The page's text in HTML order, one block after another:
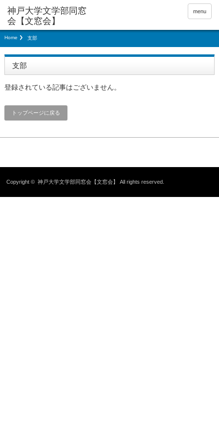
神戸大学文学部同窓
会【文窓会】
menu
Home 支部
支部
登録されている記事はございません。
トップページに戻る
Copyright ©神戸大学文学部同窓会【文窓会】 All rights reserved.